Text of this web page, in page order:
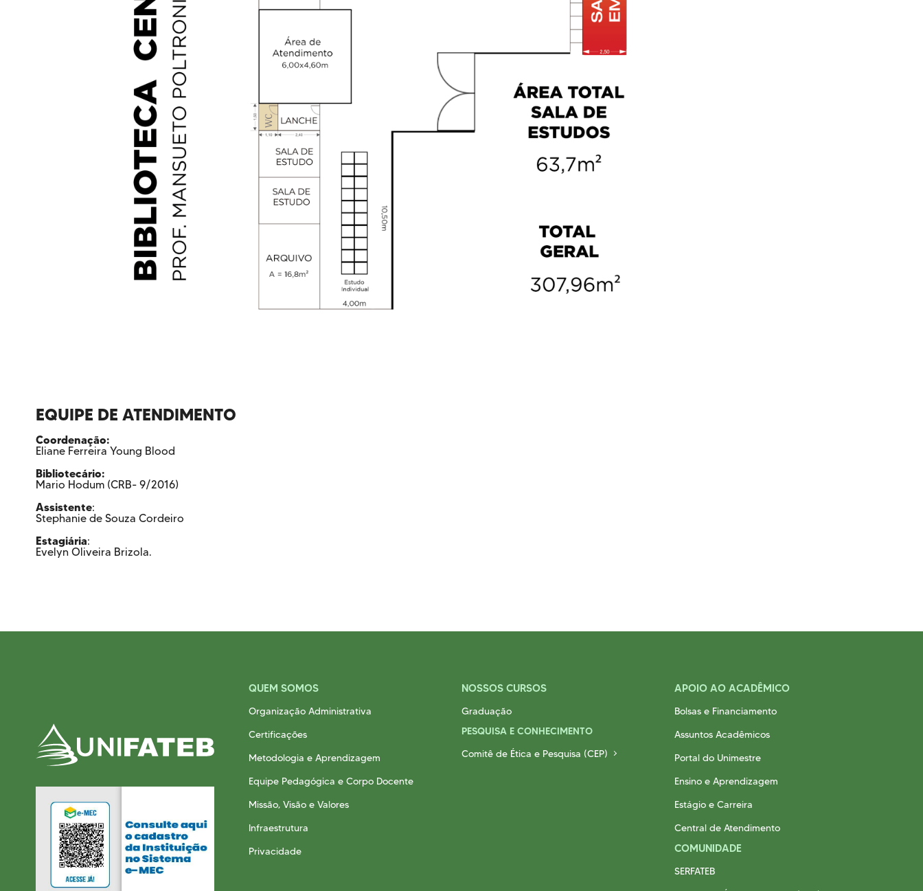
EQUIPE DE ATENDIMENTO
Coordenação:
Eliane Ferreira Young Blood
Bibliotecário:
Mario Hodum (CRB- 9/2016)
Assistente:
Stephanie de Souza Cordeiro
Estagiária:
Evelyn Oliveira Brizola.
QUEM SOMOS
Organização Administrativa
Certificações
Metodologia e Aprendizagem
Equipe Pedagógica e Corpo Docente
Missão, Visão e Valores
Infraestrutura
Privacidade
NOSSOS CURSOS
Graduação
PESQUISA E CONHECIMENTO
Comitê de Ética e Pesquisa (CEP)
APOIO AO ACADÊMICO
Bolsas e Financiamento
Assuntos Acadêmicos
Portal do Unimestre
Ensino e Aprendizagem
Estágio e Carreira
Central de Atendimento
COMUNIDADE
SERFATEB